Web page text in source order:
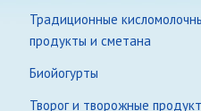
Традиционные
продукты и сметана
Биойогурты
Творог и творожные